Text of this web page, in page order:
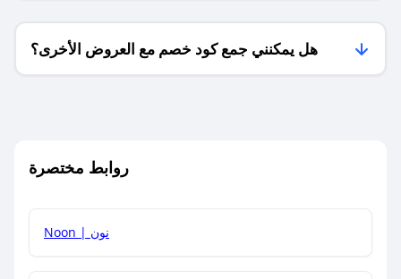
هل يمكنني جمع كود خصم مع العروض الأخرى؟
روابط مختصرة
Noon | نون